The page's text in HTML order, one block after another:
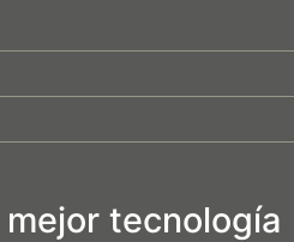
tecnología